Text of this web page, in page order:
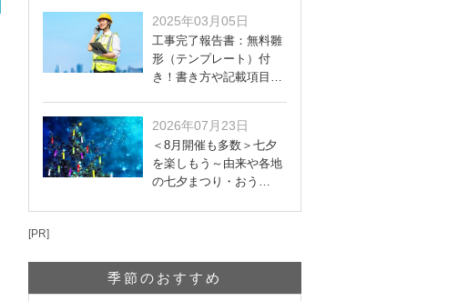
2025年03月05日
工事完了報告書：無料雛
形（テンプレート）付
き！書き方や記載項目…
2026年07月23日
＜8月開催も多数＞七夕
を楽しもう～由来や各地
の七夕まつり・おう…
[PR]
季節のおすすめ